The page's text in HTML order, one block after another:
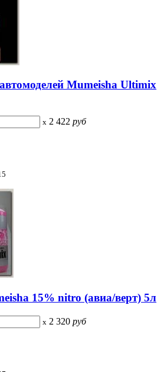
Mumeisha Ultimix
x 2 422 руб
15% nitro (авиа/верт) 5л
x 2 320 руб